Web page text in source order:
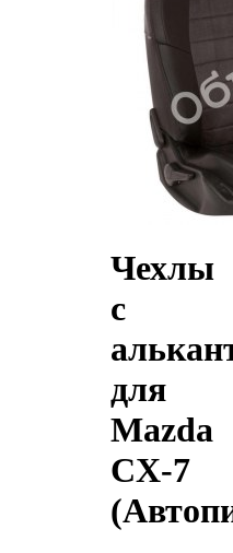
Чехлы
с
для
Mazda
CX-7